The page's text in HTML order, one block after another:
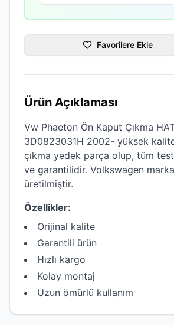
Favorilere Ekle
Ürün Açıklaması
Vw Phaeton Ön Kaput Çıkma
3D0823031H 2002- yüksek
çıkma yedek parça olup, tüm
ve garantilidir. Volkswagen
üretilmiştir.
Özellikler:
Orijinal kalite
Garantili ürün
Hızlı kargo
Kolay montaj
Uzun ömürlü kullanım